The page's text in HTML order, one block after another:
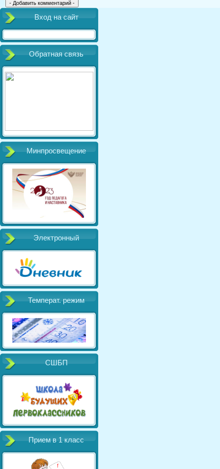
Вход на сайт
Обратная связь
Минпросвещение
Электронный
Температ. режим
СШБП
Прием в 1 класс